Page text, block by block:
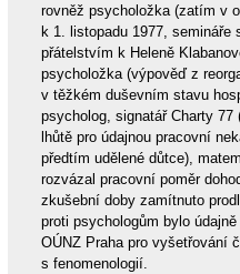
rovněž psycholožka (zatím v
k 1. listopadu 1977, semináře
přátelstvím k Heleně
psycholožka (výpověď z
v těžkém duševním stavu
psycholog, signatář Charty
lhůtě pro údajnou pracovní
předtím udělené důtce),
rozvázal pracovní poměr
zkušební doby zamítnuto
proti psychologům bylo
OÚNZ Praha pro vyšetřování
s fenomenologií.